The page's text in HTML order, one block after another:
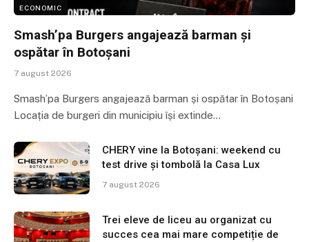
ECONOMIC
Smash’pa Burgers angajează barman și
ospătar în Botoșani
7 august 2026
Smash’pa Burgers angajează barman și ospătar în Botoșani
Locația de burgeri din municipiu își extinde…
CHERY vine la Botoșani: weekend cu
test drive și tombolă la Casa Lux
7 august 2026
Trei eleve de liceu au organizat cu
succes cea mai mare competiție de